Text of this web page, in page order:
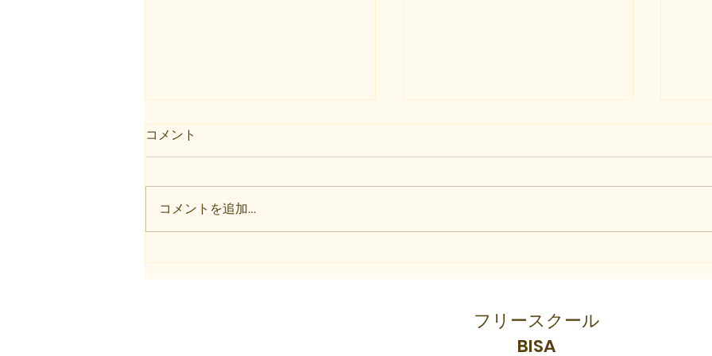
今日の活動
コメント
コメントを追加…
フリースクール
BISA